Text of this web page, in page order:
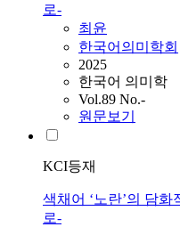
로-
최윤
한국어의미학회
2025
한국어 의미학
Vol.89 No.-
원문보기
KCI등재
색채어 ‘노란’의 담
로-